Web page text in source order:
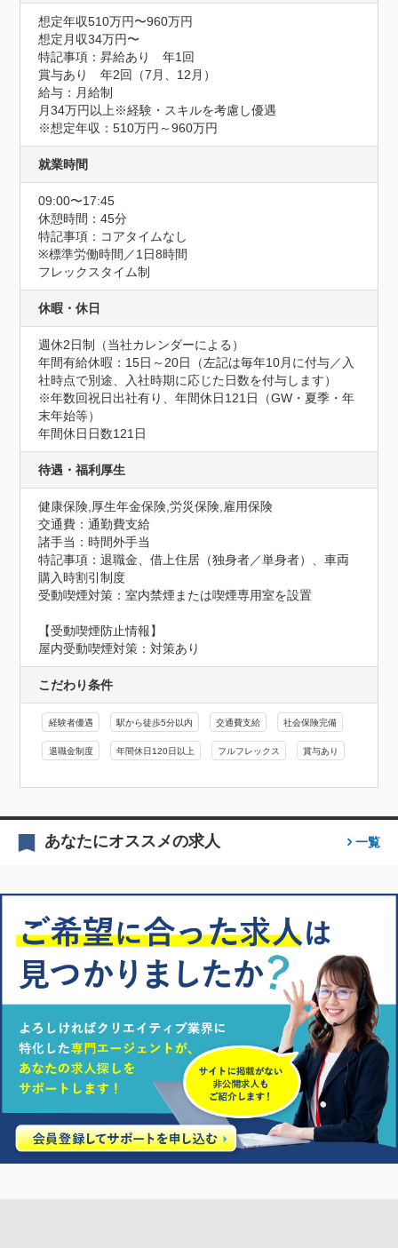
想定年収510万円〜960万円
想定月収34万円〜
特記事項：昇給あり　年1回
賞与あり　年2回（7月、12月）
給与：月給制
月34万円以上※経験・スキルを考慮し優遇
※想定年収：510万円～960万円
就業時間
09:00〜17:45
休憩時間：45分
特記事項：コアタイムなし
※標準労働時間／1日8時間
フレックスタイム制
休暇・休日
週休2日制（当社カレンダーによる）
年間有給休暇：15日～20日（左記は毎年10月に付与／入
社時点で別途、入社時期に応じた日数を付与します）
※年数回祝日出社有り、年間休日121日（GW・夏季・年
末年始等）
年間休日日数121日
待遇・福利厚生
健康保険,厚生年金保険,労災保険,雇用保険
交通費：通勤費支給
諸手当：時間外手当
特記事項：退職金、借上住居（独身者／単身者）、車両
購入時割引制度
受動喫煙対策：室内禁煙または喫煙専用室を設置
【受動喫煙防止情報】
屋内受動喫煙対策：対策あり
こだわり条件
経験者優遇 駅から徒歩5分以内 交通費支給 社会保険完備
退職金制度 年間休日120日以上 フルフレックス 賞与あり
あなたにオススメの求人 一覧